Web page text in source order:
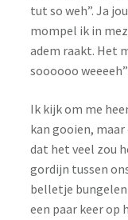
tut so weh”. Ja
mompel ik in
adem raakt. Het
soooooo
Ik kijk om me
kan gooien,
dat het veel zou
gordijn tussen
belletje
een paar keer op